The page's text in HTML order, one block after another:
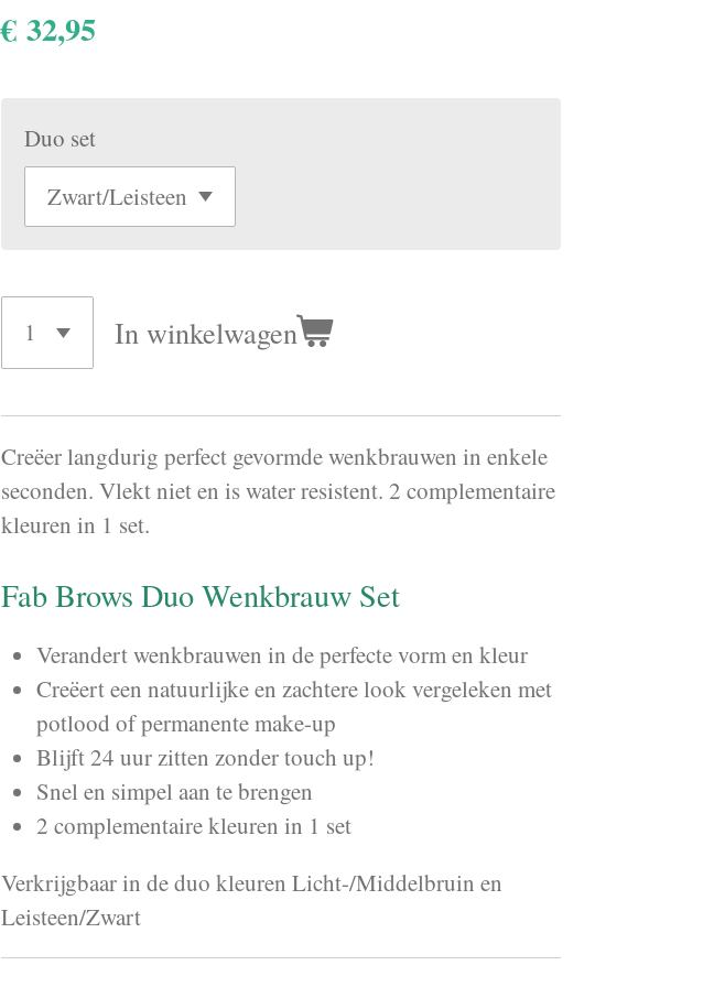
€ 32,95
Duo set
In winkelwagen
Creëer langdurig perfect gevormde wenkbrauwen in enkele
seconden. Vlekt niet en is water resistent. 2 complementaire
kleuren in 1 set.
Fab Brows Duo Wenkbrauw Set
Verandert wenkbrauwen in de perfecte vorm en kleur
Creëert een natuurlijke en zachtere look vergeleken met
potlood of permanente make-up
Blijft 24 uur zitten zonder touch up!
Snel en simpel aan te brengen
2 complementaire kleuren in 1 set
Verkrijgbaar in de duo kleuren Licht-/Middelbruin en
Leisteen/Zwart